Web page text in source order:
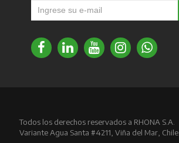
Todos los derechos reservados a RHONA S.A.
Variante Agua Santa #4211, Viña del Mar, Chile.